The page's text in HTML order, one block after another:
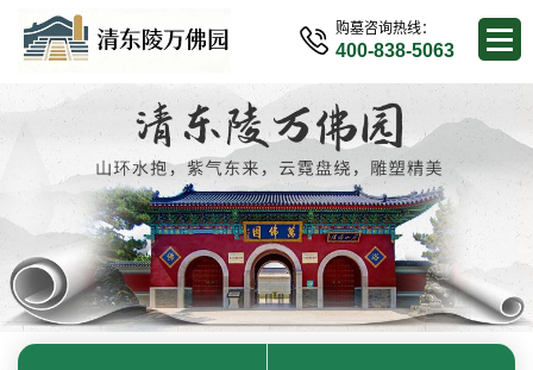
购墓咨询热线：
400-838-5063